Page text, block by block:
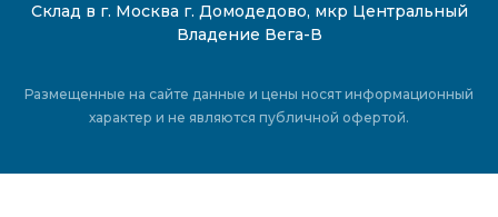
Склад в г. Москва г. Домодедово, мкр Центральный
Владение Вега-В
Размещенные на сайте данные и цены носят информационный
характер и не являются публичной офертой.